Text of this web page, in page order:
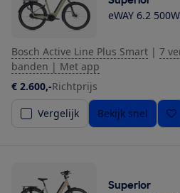
eWAY 6.2
Bosch Active Line Plus Smart | 7
banden | Met app
€ 2.600,-Richtprijs
Vergelijk
Bekijk snel
Superior